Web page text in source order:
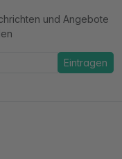
und Angebote
Eintragen